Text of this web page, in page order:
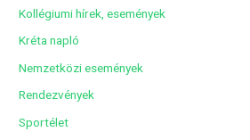
Kollégiumi hírek, események
Kréta napló
Nemzetközi események
Rendezvények
Sportélet